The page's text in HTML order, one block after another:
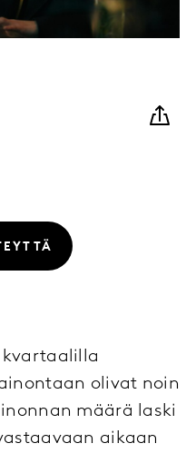
kvartaalilla
olivat noin
määrä laski
aikaan